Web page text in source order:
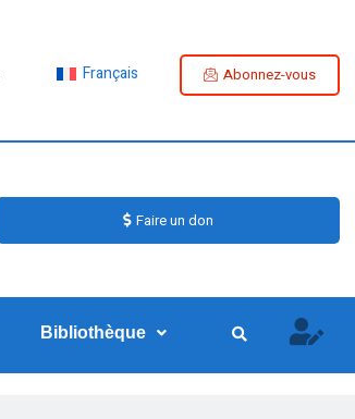
Français Abonnez-vous
Faire un don
Bibliothèque